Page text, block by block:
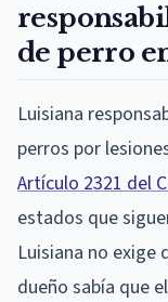
de perro
Luisiana
perros por
Artículo 2321 del
estados que
Luisiana no exige
dueño sabía que